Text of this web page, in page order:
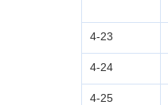
4-23
4-24
4-25